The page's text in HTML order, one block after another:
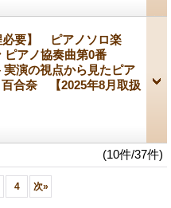
必要】 ピアノソロ楽
アノ協奏曲第0番
演の視点から見たピア
合奈 【2025年8月取扱
(10件/37件)
4 次»